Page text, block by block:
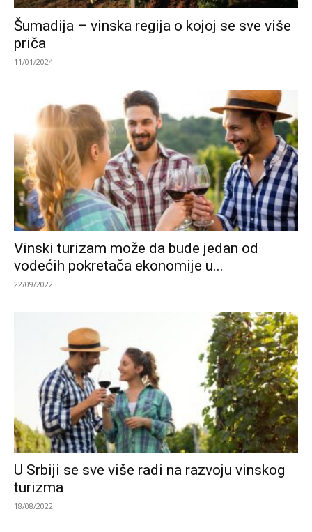
Šumadija – vinska regija o kojoj se sve više
priča
11/01/2024
Vinski turizam može da bude jedan od
vodećih pokretača ekonomije u...
22/09/2022
U Srbiji se sve više radi na razvoju vinskog
turizma
18/08/2022